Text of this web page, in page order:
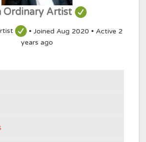
Ordinary Artist
• Joined Aug 2020 • Active 2
years ago